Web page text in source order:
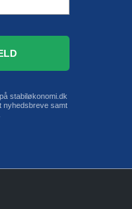
stabiløkonomi.dk
nyhedsbreve samt